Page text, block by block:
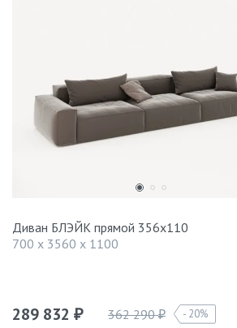
Диван БЛЭЙК прямой 356х110
700 x 3560 x 1100
289 832 ₽ 362 290₽ 20%